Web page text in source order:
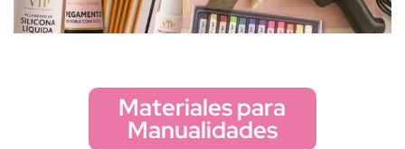
Materiales para
Manualidades